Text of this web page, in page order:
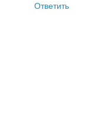
Ответить